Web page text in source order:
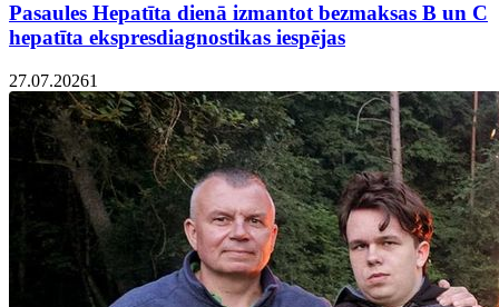
Pasaules Hepatīta dienā izmantot bezmaksas B un C
hepatīta ekspresdiagnostikas iespējas
27.07.20261